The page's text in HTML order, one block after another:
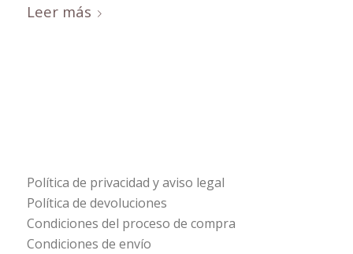
Leer más
Política de privacidad y aviso legal
Política de devoluciones
Condiciones del proceso de compra
Condiciones de envío